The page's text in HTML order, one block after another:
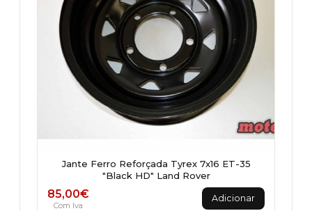
Jante Ferro Reforçada Tyrex 7x16 ET-35
"Black HD" Land Rover
85,00€
Com Iva
Adicionar